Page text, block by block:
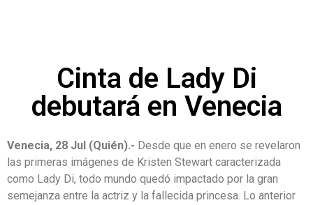
Cinta de Lady Di
debutará en Venecia
Venecia, 28 Jul (Quién).- Desde que en enero se revelaron
las primeras imágenes de Kristen Stewart caracterizada
como Lady Di, todo mundo quedó impactado por la gran
semejanza entre la actriz y la fallecida princesa. Lo anterior